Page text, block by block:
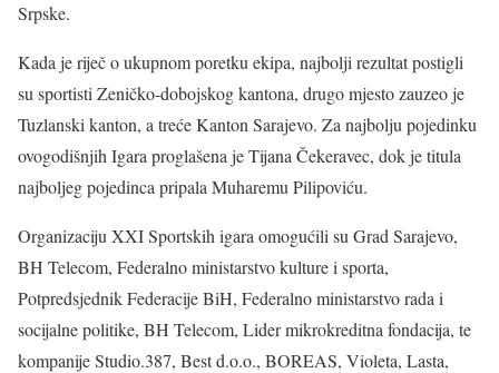
Srpske.
Kada je riječ o ukupnom poretku ekipa, najbolji rezultat postigli
su sportisti Zeničko-dobojskog kantona, drugo mjesto zauzeo je
Tuzlanski kanton, a treće Kanton Sarajevo. Za najbolju pojedinku
ovogodišnjih Igara proglašena je Tijana Čekeravec, dok je titula
najboljeg pojedinca pripala Muharemu Pilipoviću.
Organizaciju XXI Sportskih igara omogućili su Grad Sarajevo,
BH Telecom, Federalno ministarstvo kulture i sporta,
Potpredsjednik Federacije BiH, Federalno ministarstvo rada i
socijalne politike, BH Telecom, Lider mikrokreditna fondacija, te
kompanije Studio.387, Best d.o.o., BOREAS, Violeta, Lasta,